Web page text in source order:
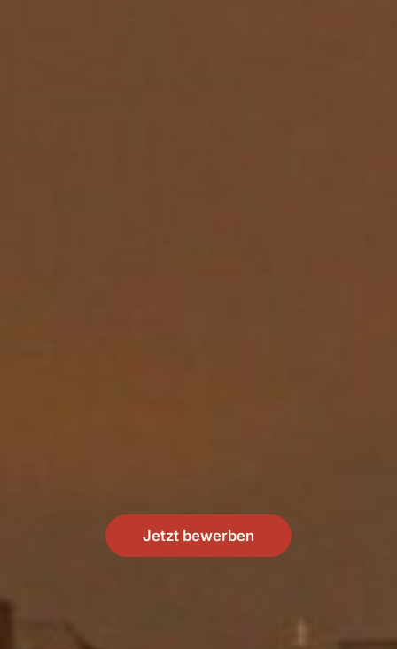
Jetzt bewerben